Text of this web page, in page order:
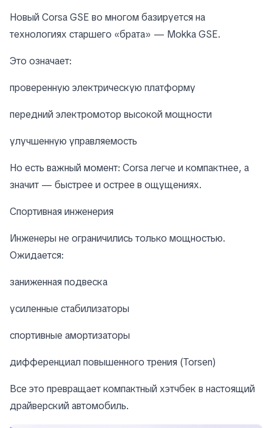
Новый Corsa GSE во многом базируется на
технологиях старшего «брата» — Mokka GSE.
Это означает:
проверенную электрическую платформу
передний электромотор высокой мощности
улучшенную управляемость
Но есть важный момент: Corsa легче и компактнее, а
значит — быстрее и острее в ощущениях.
Спортивная инженерия
Инженеры не ограничились только мощностью.
Ожидается:
заниженная подвеска
усиленные стабилизаторы
спортивные амортизаторы
дифференциал повышенного трения (Torsen)
Все это превращает компактный хэтчбек в настоящий
драйверский автомобиль.